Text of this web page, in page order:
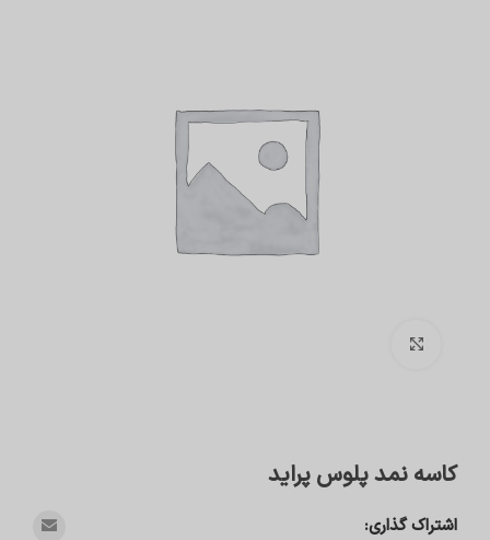
کاسه نمد پلوس پراید
اشتراک گذاری: